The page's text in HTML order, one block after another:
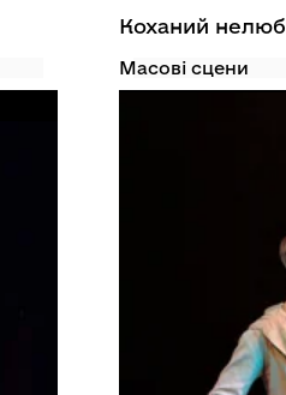
Коханий нелюб
Масові сцени